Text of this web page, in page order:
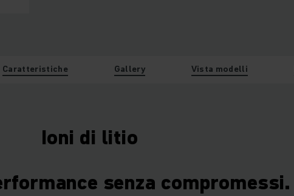
Caratteristiche Gallery Vista modelli
Ioni di litio
senza compromessi.